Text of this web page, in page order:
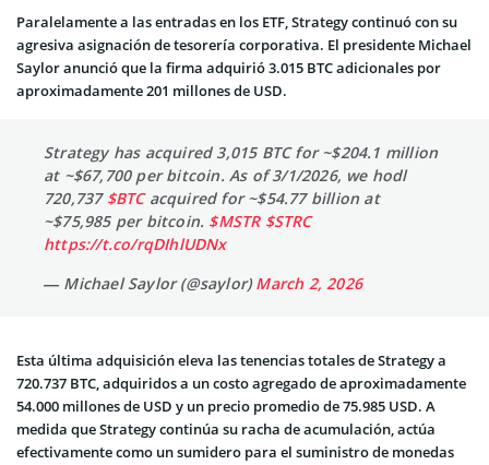
Paralelamente a las entradas en los ETF, Strategy continuó con su
agresiva asignación de tesorería corporativa. El presidente Michael
Saylor anunció que la firma adquirió 3.015 BTC adicionales por
aproximadamente 201 millones de USD.
Strategy has acquired 3,015 BTC for ~$204.1 million
at ~$67,700 per bitcoin. As of 3/1/2026, we hodl
720,737 $BTCacquired for ~$54.77 billion at
~$75,985 per bitcoin. $MSTR $STRC
https://t.co/rqDIhlUDNx
— Michael Saylor (@saylor)March 2, 2026
Esta última adquisición eleva las tenencias totales de Strategy a
720.737 BTC, adquiridos a un costo agregado de aproximadamente
54.000 millones de USD y un precio promedio de 75.985 USD. A
medida que Strategy continúa su racha de acumulación, actúa
efectivamente como un sumidero para el suministro de monedas